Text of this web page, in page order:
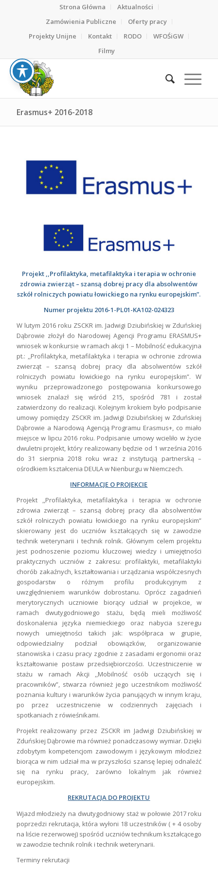
Strona Główna
Aktualności
Zamówienia Publiczne
Oferty pracy
Projekty Unijne
Kontakt RODO
WFOŚiGW
Filmy
Erasmus+ 2016-2018
Projekt ,,Profilaktyka, metafilaktyka i terapia w ochronie
zdrowia zwierząt – szansą dobrej pracy dla absolwentów
szkół rolniczych powiatu łowickiego na rynku europejskim”.
Numer projektu 2016-1-PL01-KA102-024323
W lutym 2016 roku ZSCKR im. Jadwigi Dziubińskiej w Zduńskiej
Dąbrowie złożył do Narodowej Agencji Programu ERASMUS+
wniosek w konkursie w ramach akcji 1 – Mobilność edukacyjna
pt.: ,,Profilaktyka, metafilaktyka i terapia w ochronie zdrowia
zwierząt – szansą dobrej pracy dla absolwentów szkół
rolniczych powiatu łowickiego na rynku europejskim”. W
wyniku przeprowadzonego postępowania konkursowego
wniosek znalazł się wśród 215, spośród 781 i został
zatwierdzony do realizacji. Kolejnym krokiem było podpisanie
umowy pomiędzy ZSCKR im. Jadwigi Dziubińskiej w Zduńskiej
Dąbrowie a Narodową Agencją Programu Erasmus+, co miało
miejsce w lipcu 2016 roku. Podpisanie umowy wcieliło w życie
dwuletni projekt, który realizowany będzie od 1 września 2016
do 31 sierpnia 2018 roku wraz z instytucją partnerską –
ośrodkiem kształcenia DEULA w Nienburgu w Niemczech.
INFORMACJE O PROJEKCIE
Projekt ,,Profilaktyka, metafilaktyka i terapia w ochronie
zdrowia zwierząt – szansą dobrej pracy dla absolwentów
szkół rolniczych powiatu łowickiego na rynku europejskim”
skierowany jest do uczniów kształcących się w zawodzie
technik weterynarii i technik rolnik. Głównym celem projektu
jest podnoszenie poziomu kluczowej wiedzy i umiejętności
praktycznych uczniów z zakresu: profilaktyki, metafilaktyki
chorób zakaźnych, kształtowania i urządzania współczesnych
gospodarstw o różnym profilu produkcyjnym z
uwzględnieniem warunków dobrostanu. Oprócz zagadnień
merytorycznych uczniowie biorący udział w projekcie, w
ramach dwutygodniowego stażu, będą mieli możliwość
doskonalenia języka niemieckiego oraz nabycia szeregu
nowych umiejętności takich jak: współpraca w grupie,
odpowiedzialny podział obowiązków, organizowanie
stanowiska i czasu pracy zgodnie z zasadami ergonomii oraz
kształtowanie postaw przedsiębiorczości. Uczestniczenie w
stażu w ramach Akcji ,,Mobilność osób uczących się i
pracowników”, stwarza również jego uczestnikom możliwość
poznania kultury i warunków życia panujących w innym kraju,
po przez uczestniczenie w codziennych zajęciach i
spotkaniach z rówieśnikami.
Projekt realizowany przez ZSCKR im Jadwigi Dziubińskiej w
Zduńskiej Dąbrowie ma również ponadczasowy wymiar. Dzięki
zdobytym kompetencjom zawodowym i językowym młodzież
biorąca w nim udział ma w przyszłości szansę lepiej odnaleźć
się na rynku pracy, zarówno lokalnym jak również
europejskim.
REKRUTACJA DO PROJEKTU
Wjazd młodzieży na dwutygodniowy staż w połowie 2017 roku
poprzedzi rekrutacja, która wyłoni 18 uczestników ( + 4 osoby
na liście rezerwowej) spośród uczniów technikum kształcącego
w zawodzie technik rolnik i technik weterynarii.
Terminy rekrutacji